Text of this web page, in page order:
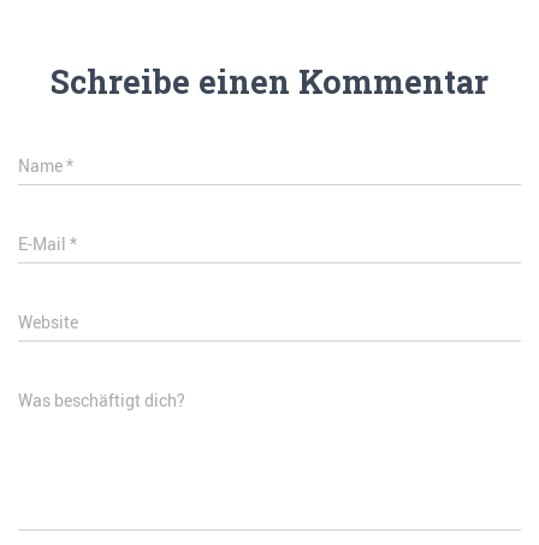
Schreibe einen Kommentar
Name*
E-Mail *
Website
Was beschäftigt dich?